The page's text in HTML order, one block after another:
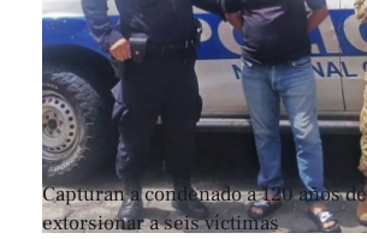
Capturan a condenado a 120 años
extorsionar a seis víctimas